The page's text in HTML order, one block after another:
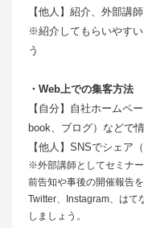
【他人】紹介、外部講
※紹介してもらいやす
う
・Web上での集客方法
【自分】自社ホームペ
book、ブログ）などで
【他人】SNSでシェア
※外部講師としてセミナ
前告知や事後の開催報告を
Twitter、Instagram、はて
しましょう。